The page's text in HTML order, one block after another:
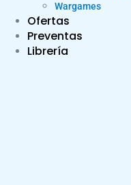
Wargames
Ofertas
Preventas
Librería